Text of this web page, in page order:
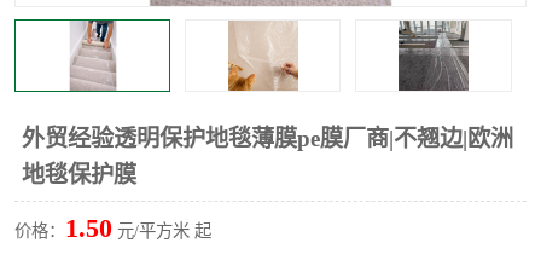
外贸经验透明保护地毯薄膜pe膜厂商|不翘边|欧洲
地毯保护膜
价格： 1.50 元/平方米 起
窗缝阻风胶带 铝板保护膜
不锈钢板保护膜 一次性隔离膜